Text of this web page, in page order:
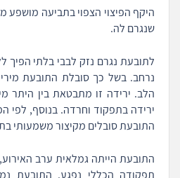
היקף הפיצוי הצפוי בתביעה מושפע
שנגרם לה.
לתובעת נגרם נזק לבבי בלתי
נרחב. בשל כך סובלת התובעת
הלב. ירידה זו מתבטאת בין היתר
ירידה בתפקוד וחרדה. בנוסף, לפי
התובעת סובלים מקיצור משמעותי
התובעת הייתה גמלאית ערב
תפקודה הכללי נפגע. התובעת